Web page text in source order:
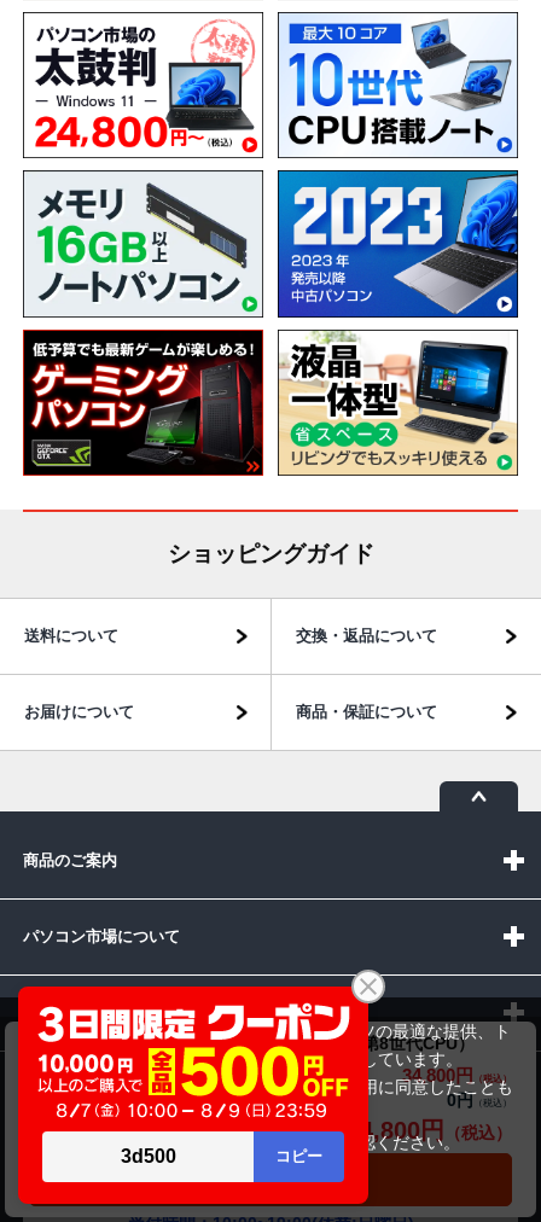
Dynabook（旧東芝）dynabook B55/ER（第8世代CPU）
商品価格(税込) 34,800円
オプション小計価格(税込)
0円
商品合計価格(税込)
34,800円
カートに入れる
ショッピングガイド
送料について 交換・返品について
お届けについて 商品・保証について
商品のご案内
パソコン市場について
パソコン販売以外のサービス
お問い合わせ
当サイトでは利用体験の向上およびコンテンツの最適な提供、ト
ラフィックの分析を目的としてCookieを使用しています。
サイトの閲覧を継続された場合、Cookieの利用に同意したことも
のといたします。
をご確認ください。
承諾する